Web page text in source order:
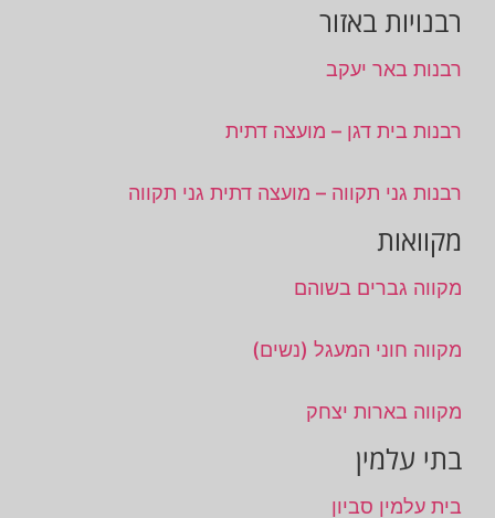
רבנויות באזור
רבנות באר יעקב
רבנות בית דגן – מועצה דתית
רבנות גני תקווה – מועצה דתית גני תקווה
מקוואות
מקווה גברים בשוהם
מקווה חוני המעגל (נשים)
מקווה בארות יצחק
בתי עלמין
בית עלמין סביון